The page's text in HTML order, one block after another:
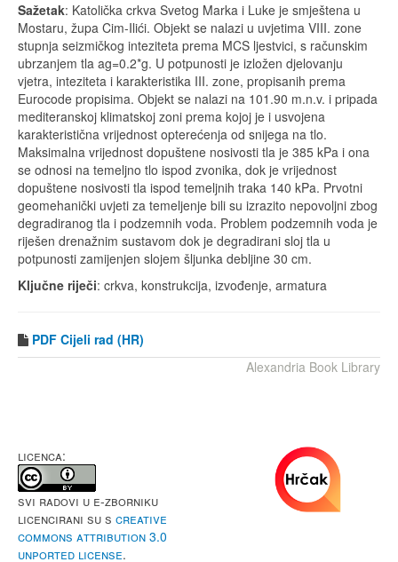
Sažetak: Katolička crkva Svetog Marka i Luke je smještena u
Mostaru, župa Cim-Ilići. Objekt se nalazi u uvjetima VIII. zone
stupnja seizmičkog inteziteta prema MCS ljestvici, s računskim
ubrzanjem tla ag=0.2*g. U potpunosti je izložen djelovanju
vjetra, inteziteta i karakteristika III. zone, propisanih prema
Eurocode propisima. Objekt se nalazi na 101.90 m.n.v. i pripada
mediteranskoj klimatskoj zoni prema kojoj je i usvojena
karakteristična vrijednost opterećenja od snijega na tlo.
Maksimalna vrijednost dopuštene nosivosti tla je 385 kPa i ona
se odnosi na temeljno tlo ispod zvonika, dok je vrijednost
dopuštene nosivosti tla ispod temeljnih traka 140 kPa. Prvotni
geomehanički uvjeti za temeljenje bili su izrazito nepovoljni zbog
degradiranog tla i podzemnih voda. Problem podzemnih voda je
riješen drenažnim sustavom dok je degradirani sloj tla u
potpunosti zamijenjen slojem šljunka debljine 30 cm.
Ključne riječi: crkva, konstrukcija, izvođenje, armatura
PDF Cijeli rad (HR)
Alexandria Book Library
LICENCA:
Svi radovi u e-Zborniku
licencirani su s Creative
Commons Attribution 3.0
Unported License.